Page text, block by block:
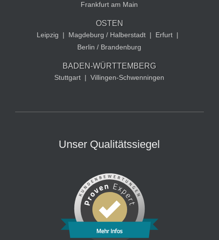
Frankfurt am Main
OSTEN
Leipzig | Magdeburg / Halberstadt | Erfurt |
Berlin / Brandenburg
BADEN-WÜRTTEMBERG
Stuttgart | Villingen-Schwenningen
Unser Qualitätssiegel
Mehr Infos